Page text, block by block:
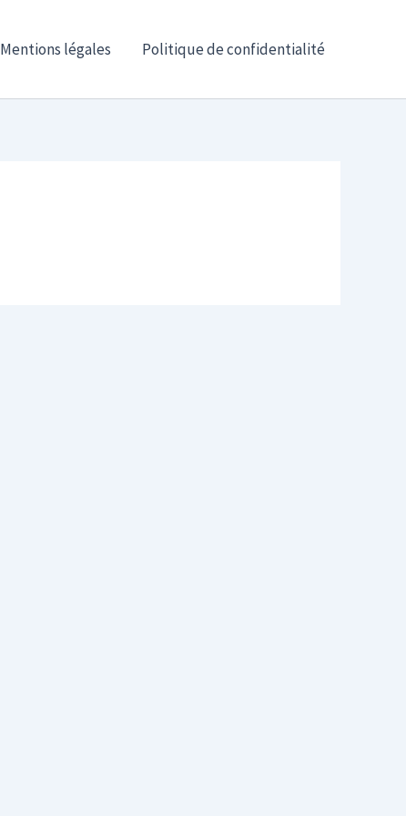
Mentions légales Politique de confidentialité